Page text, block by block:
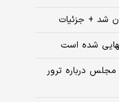
شد + جزئیات
نهایی شده است
درباره ترور